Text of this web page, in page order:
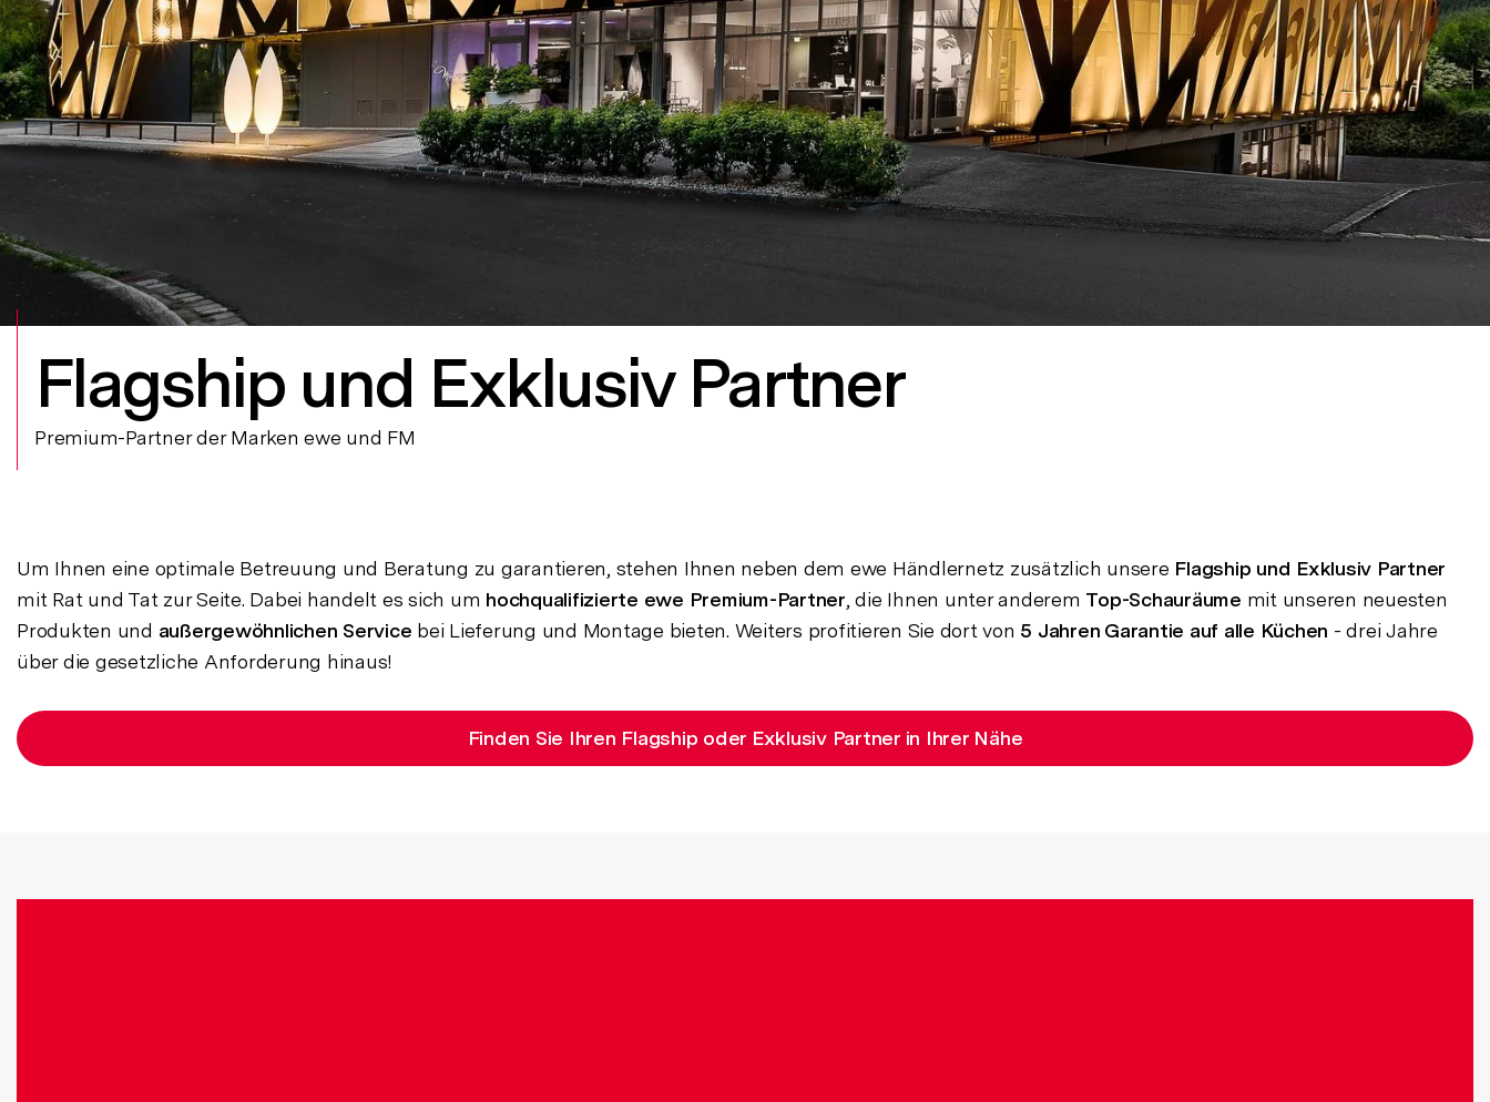
Flagship und Exklusiv Partner
Premium-Partner der Marken ewe und FM
Um Ihnen eine optimale Betreuung und Beratung zu garantieren, stehen Ihnen neben dem ewe Händlernetz zusätzlich unsere Flagship und Exklusiv Partner
mit Rat und Tat zur Seite. Dabei handelt es sich um hochqualifizierte ewe Premium-Partner, die Ihnen unter anderem Top-Schauräume mit unseren neuesten
Produkten und außergewöhnlichen Service bei Lieferung und Montage bieten. Weiters profitieren Sie dort von 5 Jahren Garantie auf alle Küchen - drei Jahre
über die gesetzliche Anforderung hinaus!
Finden Sie Ihren Flagship oder Exklusiv Partner in Ihrer Nähe